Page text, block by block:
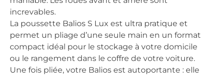
increvables.
La poussette Balios S Lux est ultra pratique et
permet un pliage d’une seule main en un format
compact idéal pour le stockage à votre domicile
ou le rangement dans le coffre de votre voiture.
Une fois pliée, votre Balios est autoportante : elle